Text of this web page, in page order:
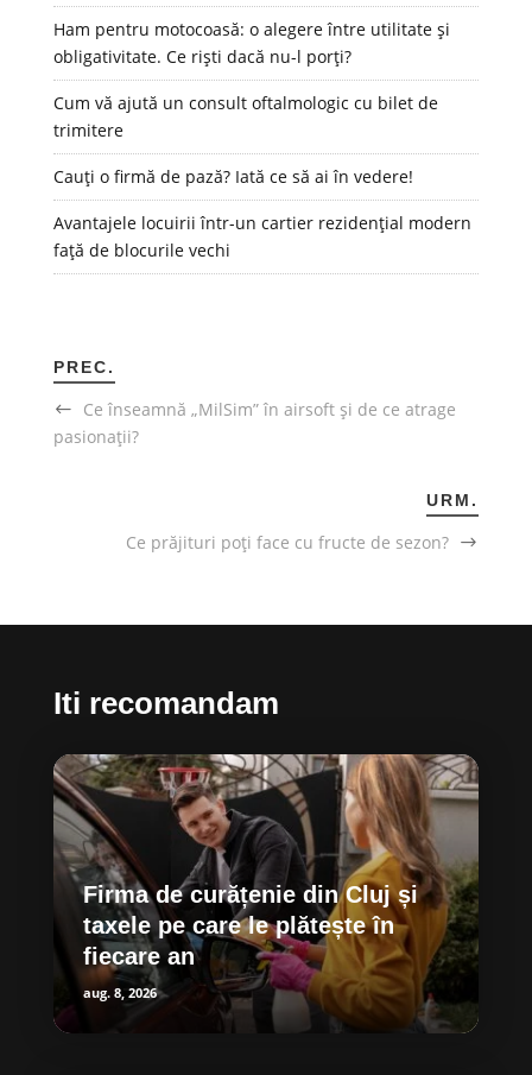
Ham pentru motocoasă: o alegere între utilitate și
obligativitate. Ce riști dacă nu-l porți?
Cum vă ajută un consult oftalmologic cu bilet de
trimitere
Cauți o firmă de pază? Iată ce să ai în vedere!
Avantajele locuirii într-un cartier rezidențial modern
față de blocurile vechi
PREC.
Ce înseamnă „MilSim” în airsoft și de ce atrage
pasionații?
URM.
Ce prăjituri poți face cu fructe de sezon?
Iti recomandam
Firma de curățenie din Cluj și
taxele pe care le plătește în
fiecare an
aug. 8, 2026